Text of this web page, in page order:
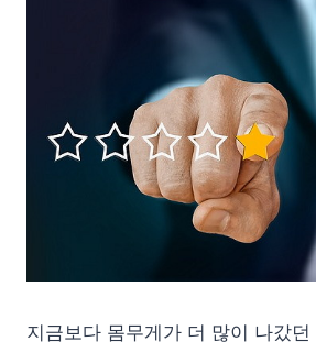
지금보다 몸무게가 더 많이 나갔